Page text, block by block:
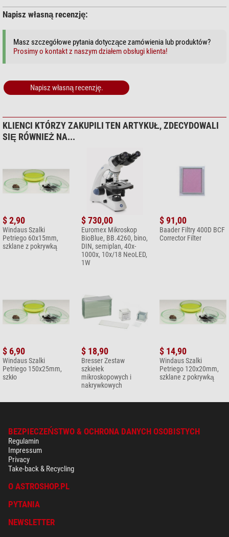
Napisz własną recenzję:
Masz szczegółowe pytania dotyczące zamówienia lub produktów?
Prosimy o kontakt z naszym działem obsługi klienta!
Napisz własną recenzję.
KLIENCI KTÓRZY ZAKUPILI TEN ARTYKUŁ, ZDECYDOWALI
SIĘ RÓWNIEŻ NA...
$ 2,90
Windaus Szalki
Petriego 60x15mm,
szklane z pokrywką
$ 730,00
Euromex Mikroskop
BioBlue, BB.4260, bino,
DIN, semiplan, 40x-
1000x, 10x/18 NeoLED,
1W
$ 91,00
Baader Filtry 400D BCF
Corrector Filter
$ 6,90
Windaus Szalki
Petriego 150x25mm,
szkło
$ 18,90
Bresser Zestaw
szkiełek
mikroskopowych i
nakrywkowych
$ 14,90
Windaus Szalki
Petriego 120x20mm,
szklane z pokrywką
BEZPIECZEŃSTWO & OCHRONA DANYCH OSOBISTYCH
Regulamin
Impressum
Privacy
Take-back & Recycling
O ASTROSHOP.PL
PYTANIA
NEWSLETTER